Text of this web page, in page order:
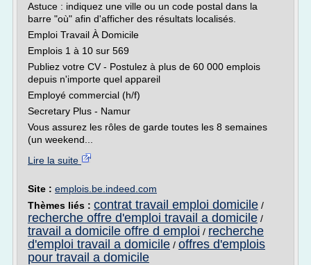
Astuce : indiquez une ville ou un code postal dans la
barre "où" afin d'afficher des résultats localisés.
Emploi Travail À Domicile
Emplois 1 à 10 sur 569
Publiez votre CV - Postulez à plus de 60 000 emplois
depuis n'importe quel appareil
Employé commercial (h/f)
Secretary Plus - Namur
Vous assurez les rôles de garde toutes les 8 semaines
(un weekend...
Lire la suite
Site : emplois.be.indeed.com
Thèmes liés : contrat travail emploi domicile /
recherche offre d'emploi travail a domicile /
travail a domicile offre d emploi / recherche
d'emploi travail a domicile / offres d'emplois
pour travail a domicile